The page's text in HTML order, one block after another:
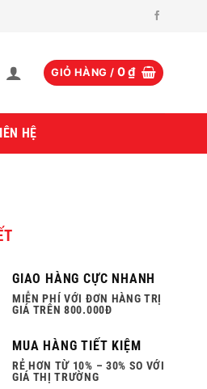
GIỎ HÀNG / 0₫
HỆ
GIAO HÀNG CỰC NHANH
MIỄN PHÍ VỚI ĐƠN HÀNG TRỊ
GIÁ TRÊN 800.000Đ
MUA HÀNG TIẾT KIỆM
RẺ HƠN TỪ 10% – 30% SO VỚI
GIÁ THỊ TRƯỜNG